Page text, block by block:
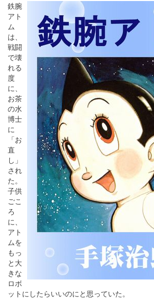
鉄腕
アト
ム
は、
戦闘
で壊
れる
度
に、
お茶
の水
博士
に
「お
直
し」
され
た。
子供
ごこ
ろ
に、
アト
ムを
もっ
と大
きな
ロボ
ットにしたらいいのにと思っていた。